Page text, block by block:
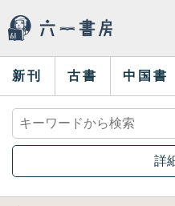
新刊 古書 中国書
詳